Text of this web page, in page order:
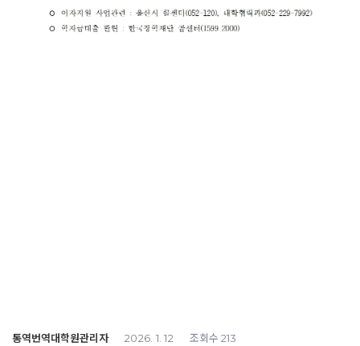
통역번역대학원관리자 2026. 1. 12 조회수 213